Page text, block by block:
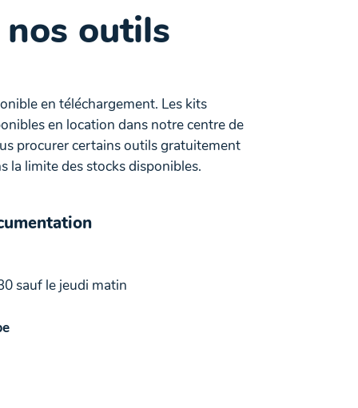
outils
en téléchargement. Les kits
en location dans notre centre de
procurer certains outils gratuitement
la limite des stocks disponibles.
sauf le jeudi matin